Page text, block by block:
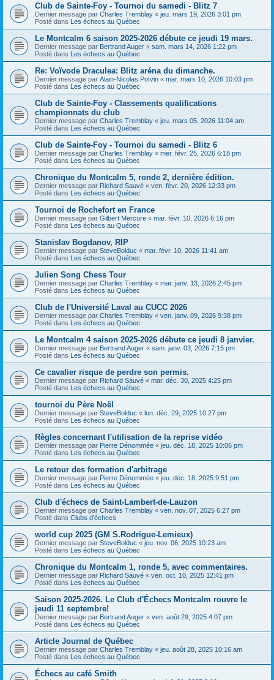
Club de Sainte-Foy - Tournoi du samedi - Blitz 7
Dernier message par Charles Tremblay « jeu. mars 19, 2026 3:01 pm
Posté dans Les échecs au Québec
Le Montcalm 6 saison 2025-2026 débute ce jeudi 19 mars.
Dernier message par Bertrand Auger « sam. mars 14, 2026 1:22 pm
Posté dans Les échecs au Québec
Re: Voïvode Draculea: Blitz aréna du dimanche.
Dernier message par Alain-Nicolas Potvin « mar. mars 10, 2026 10:03 pm
Posté dans Les échecs au Québec
Club de Sainte-Foy - Classements qualifications
championnats du club
Dernier message par Charles Tremblay « jeu. mars 05, 2026 11:04 am
Posté dans Les échecs au Québec
Club de Sainte-Foy - Tournoi du samedi - Blitz 6
Dernier message par Charles Tremblay « mer. févr. 25, 2026 6:18 pm
Posté dans Les échecs au Québec
Chronique du Montcalm 5, ronde 2, dernière édition.
Dernier message par Richard Sauvé « ven. févr. 20, 2026 12:33 pm
Posté dans Les échecs au Québec
Tournoi de Rochefort en France
Dernier message par Gilbert Mercure « mar. févr. 10, 2026 6:16 pm
Posté dans Les échecs au Québec
Stanislav Bogdanov, RIP
Dernier message par SteveBolduc « mar. févr. 10, 2026 11:41 am
Posté dans Les échecs au Québec
Julien Song Chess Tour
Dernier message par Charles Tremblay « mar. janv. 13, 2026 2:45 pm
Posté dans Les échecs au Québec
Club de l'Université Laval au CUCC 2026
Dernier message par Charles Tremblay « ven. janv. 09, 2026 9:38 pm
Posté dans Les échecs au Québec
Le Montcalm 4 saison 2025-2026 débute ce jeudi 8 janvier.
Dernier message par Bertrand Auger « sam. janv. 03, 2026 7:15 pm
Posté dans Les échecs au Québec
Ce cavalier risque de perdre son permis.
Dernier message par Richard Sauvé « mar. déc. 30, 2025 4:25 pm
Posté dans Les échecs au Québec
tournoi du Père Noël
Dernier message par SteveBolduc « lun. déc. 29, 2025 10:27 pm
Posté dans Les échecs au Québec
Règles concernant l'utilisation de la reprise vidéo
Dernier message par Pierre Dénommée « jeu. déc. 18, 2025 10:06 pm
Posté dans Les échecs au Québec
Le retour des formation d'arbitrage
Dernier message par Pierre Dénommée « jeu. déc. 18, 2025 9:51 pm
Posté dans Les échecs au Québec
Club d'échecs de Saint-Lambert-de-Lauzon
Dernier message par Charles Tremblay « ven. nov. 07, 2025 6:27 pm
Posté dans Clubs d'échecs
world cup 2025 (GM S.Rodrigue-Lemieux)
Dernier message par SteveBolduc « jeu. nov. 06, 2025 10:23 am
Posté dans Les échecs au Québec
Chronique du Montcalm 1, ronde 5, avec commentaires.
Dernier message par Richard Sauvé « ven. oct. 10, 2025 12:41 pm
Posté dans Les échecs au Québec
Saison 2025-2026. Le Club d'Échecs Montcalm rouvre le
jeudi 11 septembre!
Dernier message par Bertrand Auger « ven. août 29, 2025 4:07 pm
Posté dans Les échecs au Québec
Article Journal de Québec
Dernier message par Charles Tremblay « jeu. août 28, 2025 10:16 am
Posté dans Les échecs au Québec
Échecs au café Smith